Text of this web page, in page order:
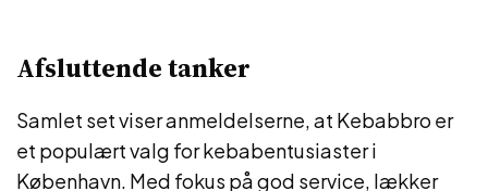
Afsluttende tanker
Samlet set viser anmeldelserne, at Kebabbro er
et populært valg for kebabentusiaster i
København. Med fokus på god service, lækker